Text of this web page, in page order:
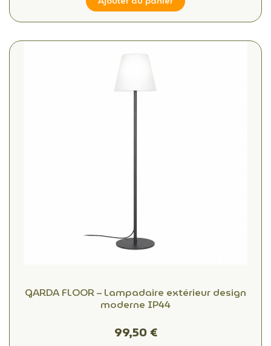
GARDA FLOOR – Lampadaire extérieur design
moderne IP44
99,50 €